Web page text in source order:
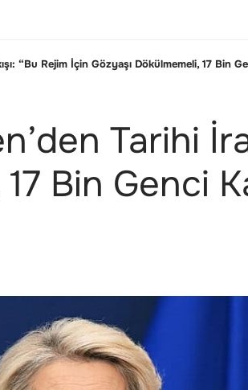
“Bu Rejim İçin Gözyaşı Dökülmemeli, 17 Bin
Tarihi
Bin Genci